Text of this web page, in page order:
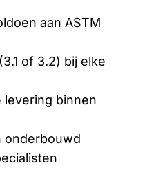
aan ASTM
of 3.2) bij elke
levering binnen
onderbouwd